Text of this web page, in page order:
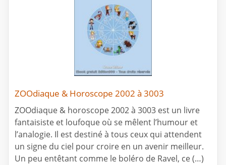
ZOOdiaque & Horoscope 2002 à 3003
ZOOdiaque & horoscope 2002 à 3003 est un livre
fantaisiste et loufoque où se mêlent l’humour et
l’analogie. Il est destiné à tous ceux qui attendent
un signe du ciel pour croire en un avenir meilleur.
Un peu entêtant comme le boléro de Ravel, ce (…)